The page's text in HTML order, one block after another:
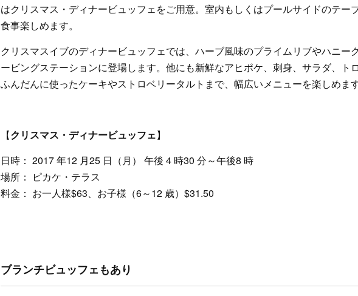
はクリスマス・ディナービュッフェをご用意。室内もしくはプールサイドのテー
食事楽しめます。
クリスマスイブのディナービュッフェでは、ハーブ風味のプライムリブやハニー
ービングステーションに登場します。他にも新鮮なアヒポケ、刺身、サラダ、ト
ふんだんに使ったケーキやストロベリータルトまで、幅広いメニューを楽しめま
【クリスマス・ディナービュッフェ】
日時： 2017 年12 月25 日（月） 午後 4 時30 分～午後8 時
場所： ピカケ・テラス
料金： お一人様$63、お子様（6～12 歳）$31.50
ブランチビュッフェもあり